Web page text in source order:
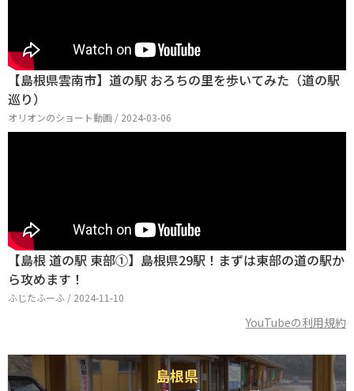
【島根県雲南市】道の駅 おろちの里を歩いてみた（道の駅
巡り）
オリオンのショート動画 / 2024-03-06
【島根 道の駅 東部①】島根県29駅！まずは東部の道の駅か
ら攻めます！
ふじたふーふ / 2024-11-10
YouTubeの利用規約
島根県